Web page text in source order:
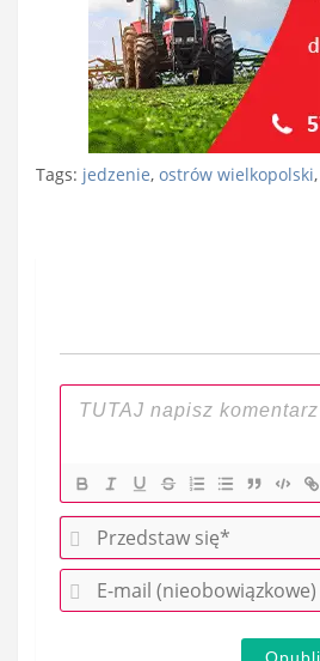
Tags: jedzenie, ostrów wielkopolski,